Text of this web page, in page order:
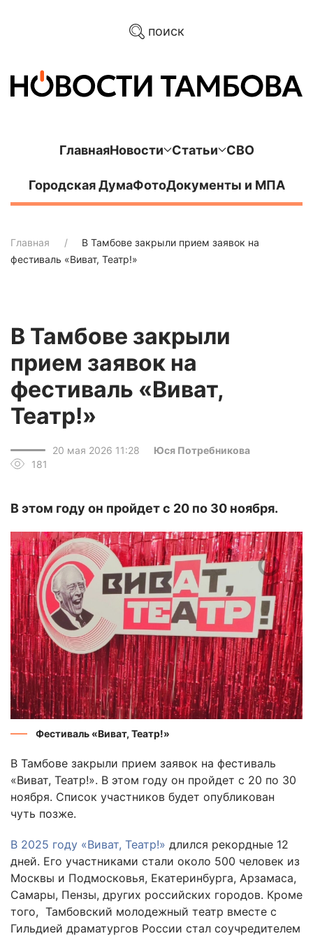
поиск
ГлавнаяНовости Статьи СВО
Городская ДумаФотоДокументы и МПА
Главная
В Тамбове закрыли прием заявок на
фестиваль «Виват, Театр!»
В Тамбове закрыли
прием заявок на
фестиваль «Виват,
Театр!»
20 мая 2026 11:28
Юся Потребникова
181
В этом году он пройдет с 20 по 30 ноября.
Фестиваль «Виват, Театр!»
В Тамбове закрыли прием заявок на фестиваль
«Виват, Театр!». В этом году он пройдет с 20 по 30
ноября. Список участников будет опубликован
чуть позже.
В 2025 году «Виват, Театр!» длился рекордные 12
дней. Его участниками стали около 500 человек из
Москвы и Подмосковья, Екатеринбурга, Арзамаса,
Самары, Пензы, других российских городов. Кроме
того, Тамбовский молодежный театр вместе с
Гильдией драматургов России стал соучредителем